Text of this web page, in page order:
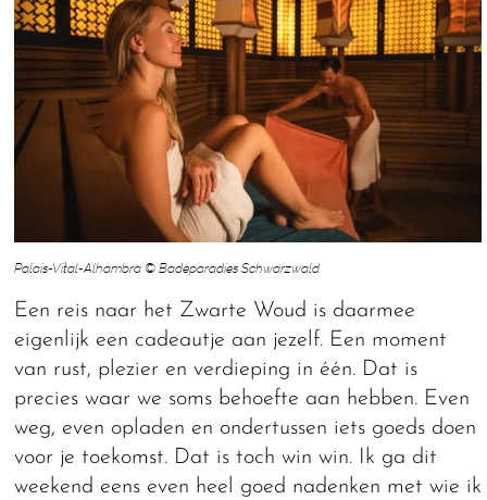
Palais-Vital-Alhambra © Badeparadies Schwarzwald
Een reis naar het Zwarte Woud is daarmee
eigenlijk een cadeautje aan jezelf. Een moment
van rust, plezier en verdieping in één. Dat is
precies waar we soms behoefte aan hebben. Even
weg, even opladen en ondertussen iets goeds doen
voor je toekomst. Dat is toch win win. Ik ga dit
weekend eens even heel goed nadenken met wie ik